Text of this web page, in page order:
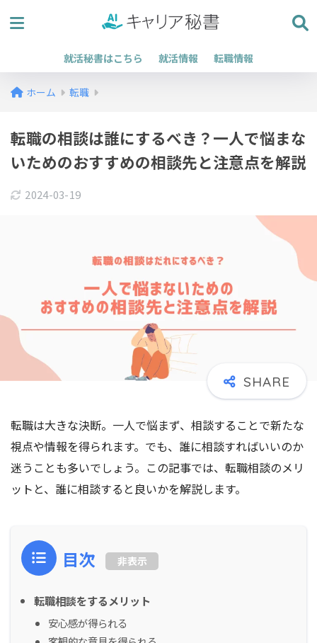
就活秘書はこちら 就活情報 転職情報
ホーム 転職
転職の相談は誰にするべき？一人で悩まな
いためのおすすめの相談先と注意点を解説
2024-03-19
転職は大きな決断。一人で悩まず、相談することで新たな
視点や情報を得られます。でも、誰に相談すればいいのか
迷うことも多いでしょう。この記事では、転職相談のメリ
ットと、誰に相談すると良いかを解説します。
目次 非表示
転職相談をするメリット
安心感が得られる